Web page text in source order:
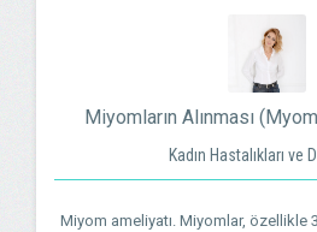
Miyomların Alınması
Kadın Hastalıkları ve
Miyom ameliyatı. Miyomlar, özellikle